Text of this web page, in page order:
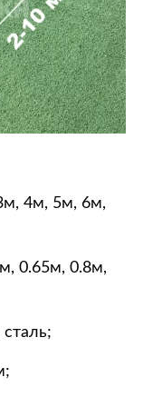
4м, 5м, 6м,
0.65м, 0.8м,